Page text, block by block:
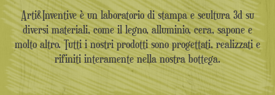
Arti&Inventive è un laboratorio di stampa e scultura 3d su
diversi materiali, come il legno, alluminio, cera, sapone e
molto altro. Tutti i nostri prodotti sono progettati, realizzati e
rifiniti interamente nella nostra bottega.